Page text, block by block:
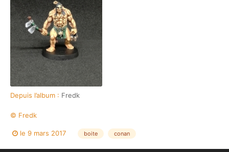
Depuis l’album : Fredk
© Fredk
le 9 mars 2017 boite conan